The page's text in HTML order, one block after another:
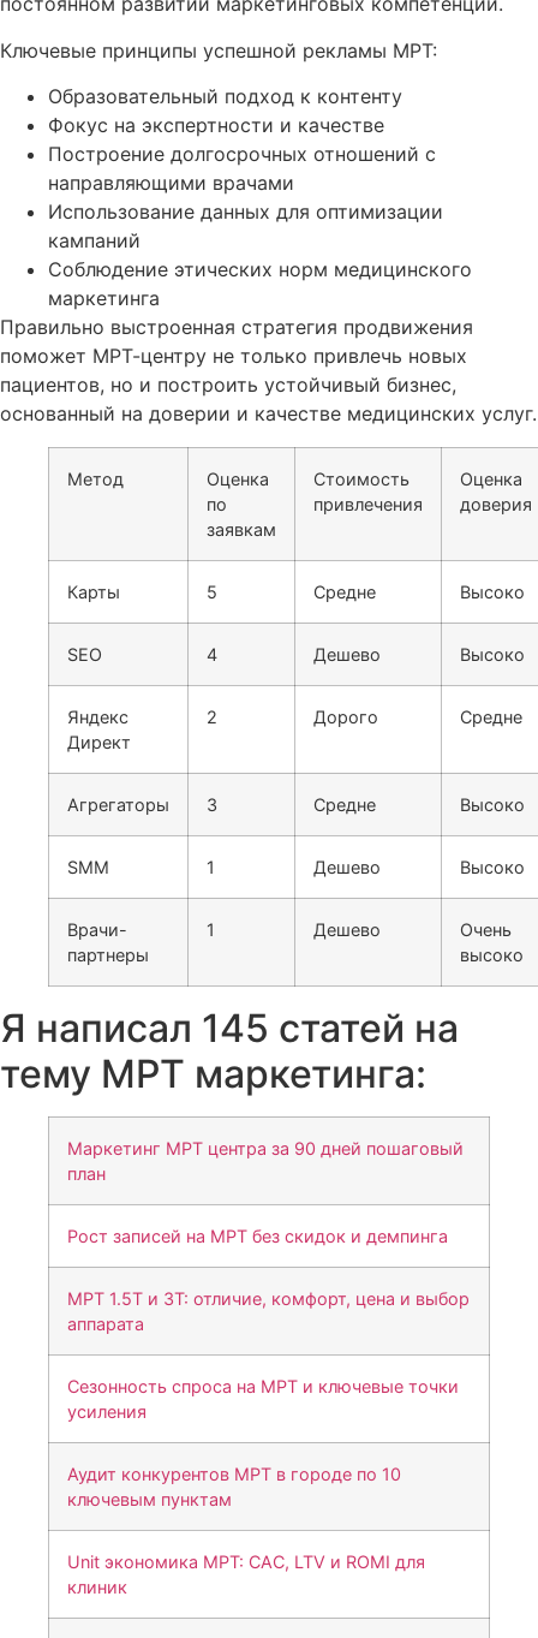
Ключевые принципы успешной рекламы МРТ:
Образовательный подход к контенту
Фокус на экспертности и качестве
Построение долгосрочных отношений с
направляющими врачами
Использование данных для оптимизации
кампаний
Соблюдение этических норм медицинского
маркетинга
Правильно выстроенная стратегия продвижения
поможет МРТ-центру не только привлечь новых
пациентов, но и построить устойчивый бизнес,
основанный на доверии и качестве медицинских услуг.
Метод
Оценка
по
заявкам
Стоимость
привлечения
Оценка
доверия
Карты 5 Средне Высоко
SEO 4 Дешево Высоко
Яндекс
Директ
2 Дорого Средне
Агрегаторы 3 Средне Высоко
SMM 1 Дешево Высоко
Врачи-
партнеры
1 Дешево
Очень
высоко
Я написал 145 статей на
тему МРТ маркетинга:
Маркетинг МРТ центра за 90 дней пошаговый
план
Рост записей на МРТ без скидок и демпинга
МРТ 1.5Т и 3Т: отличие, комфорт, цена и выбор
аппарата
Сезонность спроса на МРТ и ключевые точки
усиления
Аудит конкурентов МРТ в городе по 10
ключевым пунктам
Unit экономика МРТ: CAC, LTV и ROMI для
клиник